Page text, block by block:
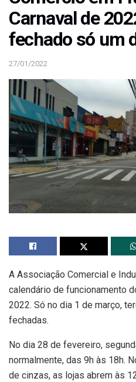
Carnaval de
fechado só um
27/01/2022
A Associação Comercial e
calendário de funcionamento
2022. Só no dia 1 de março,
fechadas.
No dia 28 de fevereiro,
normalmente, das 9h às 18h.
de cinzas, as lojas abrem às